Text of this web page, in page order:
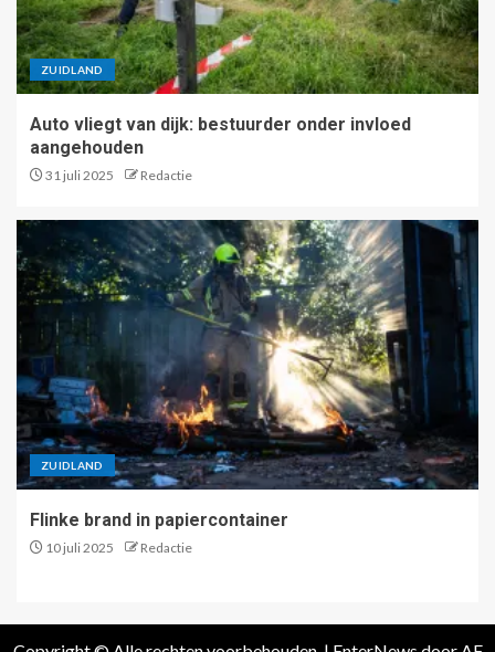
ZUIDLAND
Auto vliegt van dijk: bestuurder onder invloed
aangehouden
31 juli 2025 Redactie
ZUIDLAND
Flinke brand in papiercontainer
10 juli 2025 Redactie